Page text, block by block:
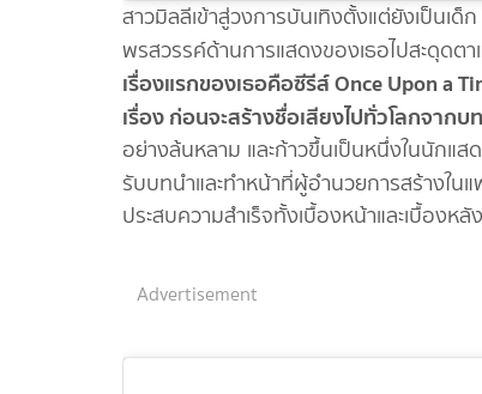
สาวมิลลีเข้าสู่วงการบันเทิงตั้งแต่ยังเป็นเ
พรสวรรค์ด้านการแสดงของเธอไปสะดุดต
เรื่องแรกของเธอคือซีรีส์ Once Upon a
เรื่อง ก่อนจะสร้างชื่อเสียงไปทั่วโลกจาก
อย่างล้นหลาม และก้าวขึ้นเป็นหนึ่งในนักแ
รับบทนำและทำหน้าที่ผู้อำนวยการสร้างในแ
ประสบความสำเร็จทั้งเบื้องหน้าและเบื้องห
Advertisement